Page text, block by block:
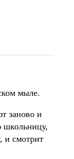
мыле.
заново и
школьницу,
и смотрит